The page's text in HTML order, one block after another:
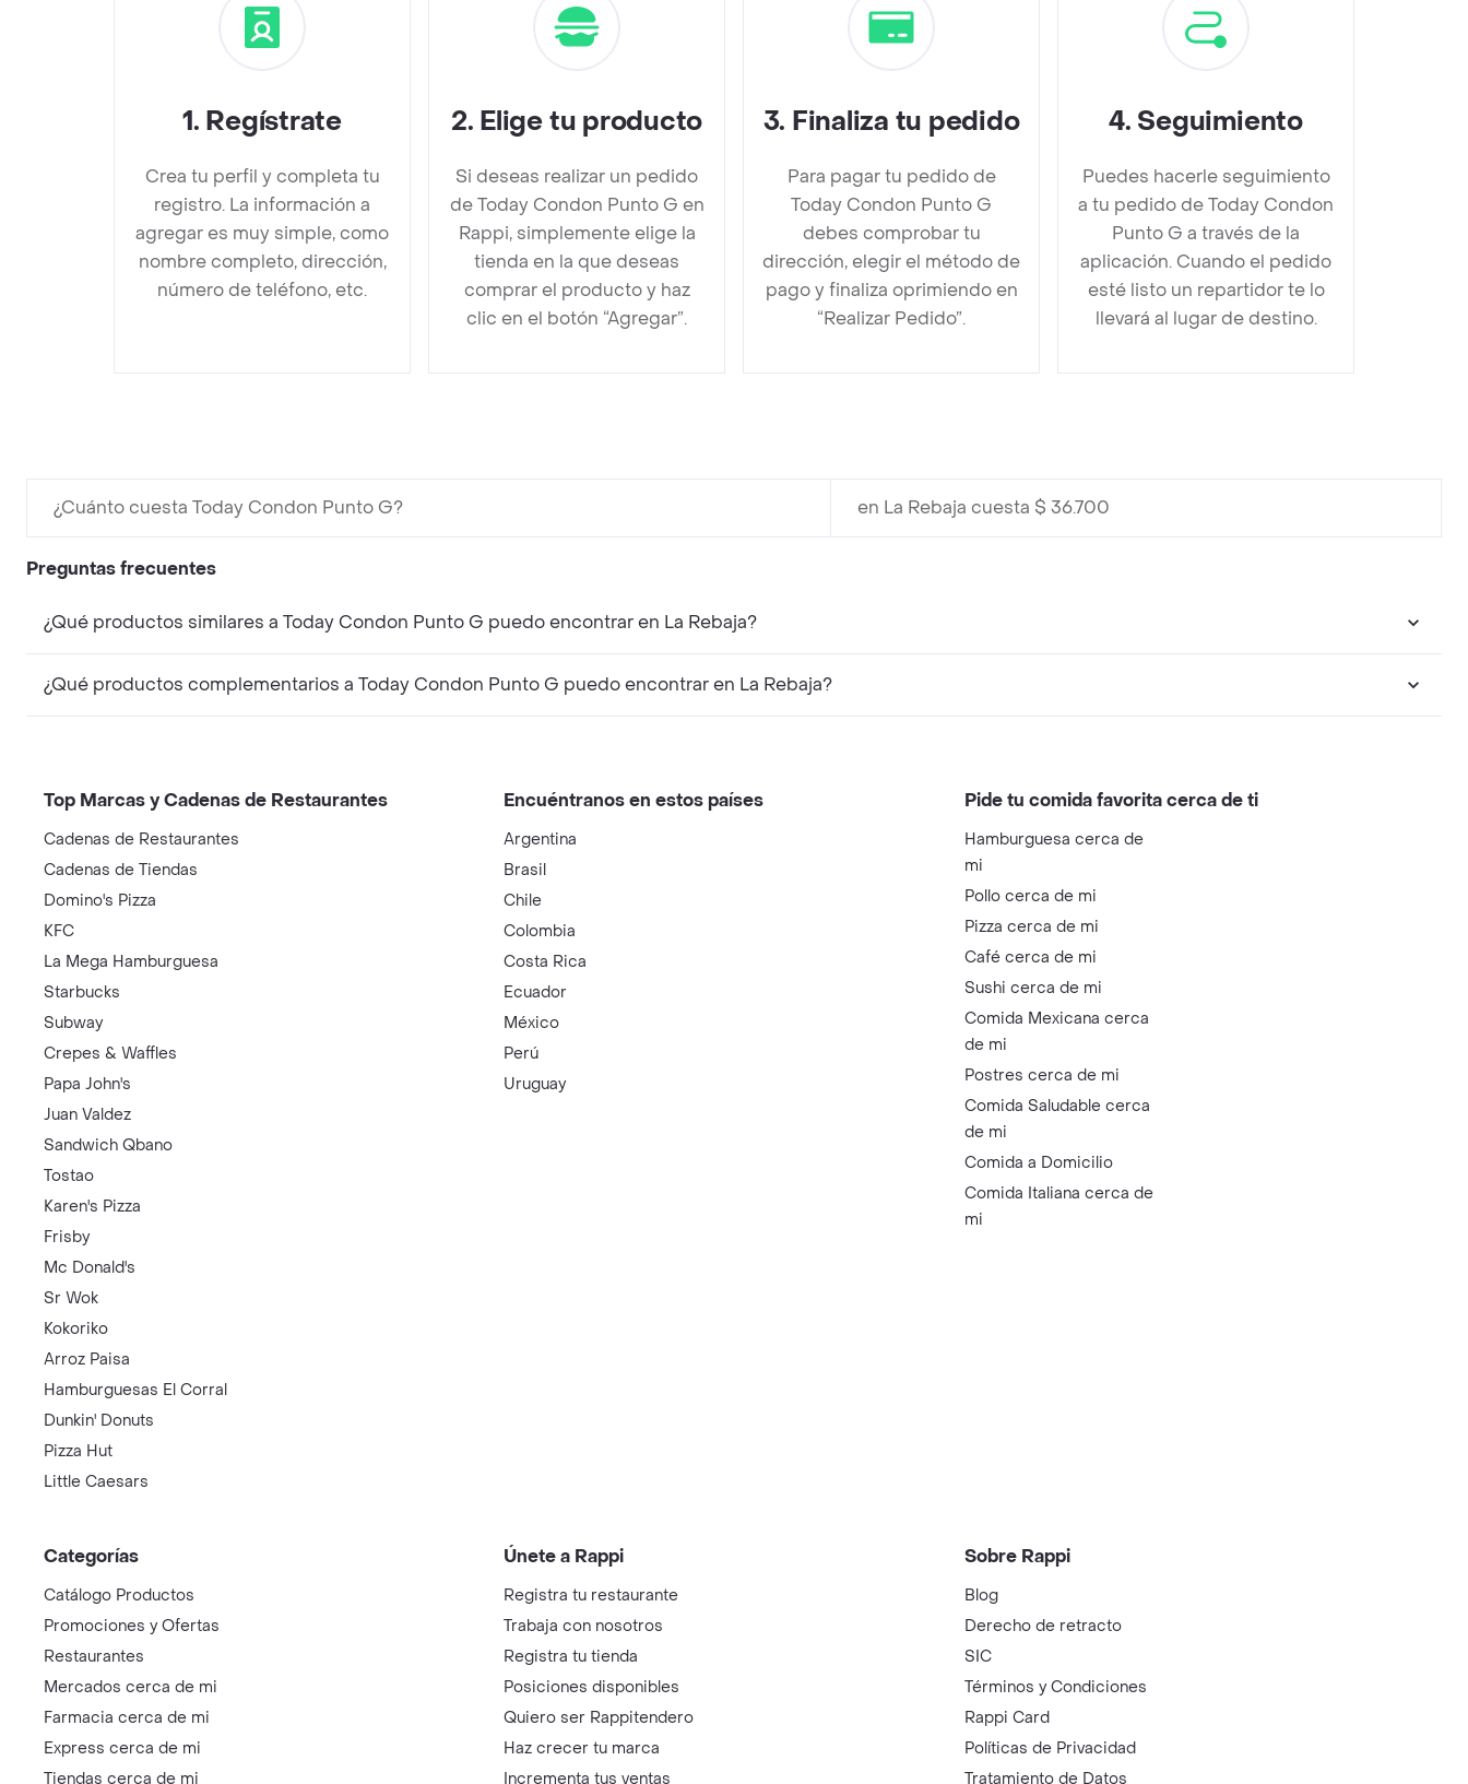
1. Regístrate
Crea tu perfil y completa tu
registro. La información a
agregar es muy simple, como
nombre completo, dirección,
número de teléfono, etc.
2. Elige tu producto
Si deseas realizar un pedido
de Today Condon Punto G en
Rappi, simplemente elige la
tienda en la que deseas
comprar el producto y haz
clic en el botón “Agregar”.
3. Finaliza tu pedido
Para pagar tu pedido de
Today Condon Punto G
debes comprobar tu
dirección, elegir el método de
pago y finaliza oprimiendo en
“Realizar Pedido”.
4. Seguimiento
Puedes hacerle seguimiento
a tu pedido de Today Condon
Punto G a través de la
aplicación. Cuando el pedido
esté listo un repartidor te lo
llevará al lugar de destino.
¿Cuánto cuesta Today Condon Punto G? en La Rebaja cuesta $ 36.700
Preguntas frecuentes
¿Qué productos similares a Today Condon Punto G puedo encontrar en La Rebaja?
¿Qué productos complementarios a Today Condon Punto G puedo encontrar en La Rebaja?
Top Marcas y Cadenas de Restaurantes
Cadenas de Restaurantes
Cadenas de Tiendas
Domino's Pizza
KFC
La Mega Hamburguesa
Starbucks
Subway
Crepes & Waffles
Papa John's
Juan Valdez
Sandwich Qbano
Tostao
Karen's Pizza
Frisby
Mc Donald's
Sr Wok
Kokoriko
Arroz Paisa
Hamburguesas El Corral
Dunkin' Donuts
Pizza Hut
Little Caesars
Encuéntranos en estos países
Argentina
Brasil
Chile
Colombia
Costa Rica
Ecuador
México
Perú
Uruguay
Pide tu comida favorita cerca de ti
Hamburguesa cerca de
mi
Pollo cerca de mi
Pizza cerca de mi
Café cerca de mi
Sushi cerca de mi
Comida Mexicana cerca
de mi
Postres cerca de mi
Comida Saludable cerca
de mi
Comida a Domicilio
Comida Italiana cerca de
mi
Categorías
Catálogo Productos
Promociones y Ofertas
Restaurantes
Mercados cerca de mi
Farmacia cerca de mi
Express cerca de mi
Tiendas cerca de mi
Únete a Rappi
Registra tu restaurante
Trabaja con nosotros
Registra tu tienda
Posiciones disponibles
Quiero ser Rappitendero
Haz crecer tu marca
Incrementa tus ventas
Sobre Rappi
Blog
Derecho de retracto
SIC
Términos y Condiciones
Rappi Card
Políticas de Privacidad
Tratamiento de Datos